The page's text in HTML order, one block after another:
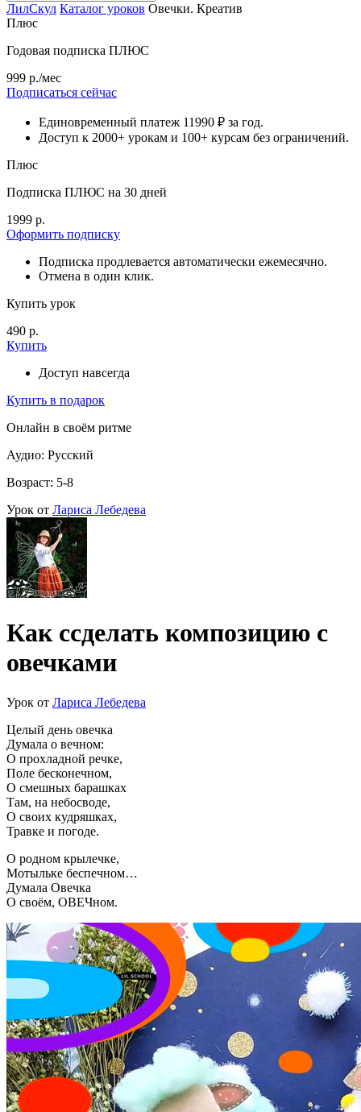
ЛилСкул Каталог уроков Овечки. Креатив
Плюс
Годовая подписка ПЛЮС
999 р./мес
Подписаться сейчас
Единовременный платеж 11990 ₽ за год.
Доступ к 2000+ урокам и 100+ курсам без ограничений.
Плюс
Подписка ПЛЮС на 30 дней
1999 р.
Оформить подписку
Подписка продлевается автоматически ежемесячно.
Отмена в один клик.
Купить урок
490 р.
Купить
Доступ навсегда
Купить в подарок
Онлайн в своём ритме
Аудио: Русский
Возраст: 5-8
Урок от Лариса Лебедева
Как ссделать композицию с
овечками
Урок от Лариса Лебедева
Целый день овечка
Думала о вечном:
О прохладной речке,
Поле бесконечном,
О смешных барашках
Там, на небосводе,
О своих кудряшках,
Травке и погоде.
О родном крылечке,
Мотыльке беспечном…
Думала Овечка
О своём, ОВЕЧном.